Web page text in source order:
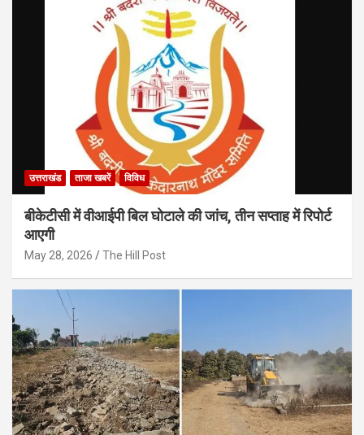
उत्तराखंड ताजा खबरें विविध
बीकेटीसी में वीआईपी बिल घोटाले की जांच, तीन सप्ताह में रिपोर्ट
आएगी
May 28, 2026 The Hill Post